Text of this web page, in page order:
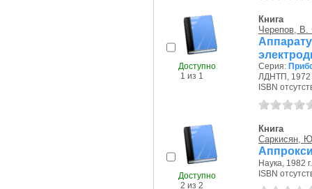
Доступно
1 из 1
Книга
Черепов, В.
Серия:
ЛДНТП, 1972
ISBN
Доступно
2 из 2
Книга
Саркисян,
Наука, 1982 г.
ISBN